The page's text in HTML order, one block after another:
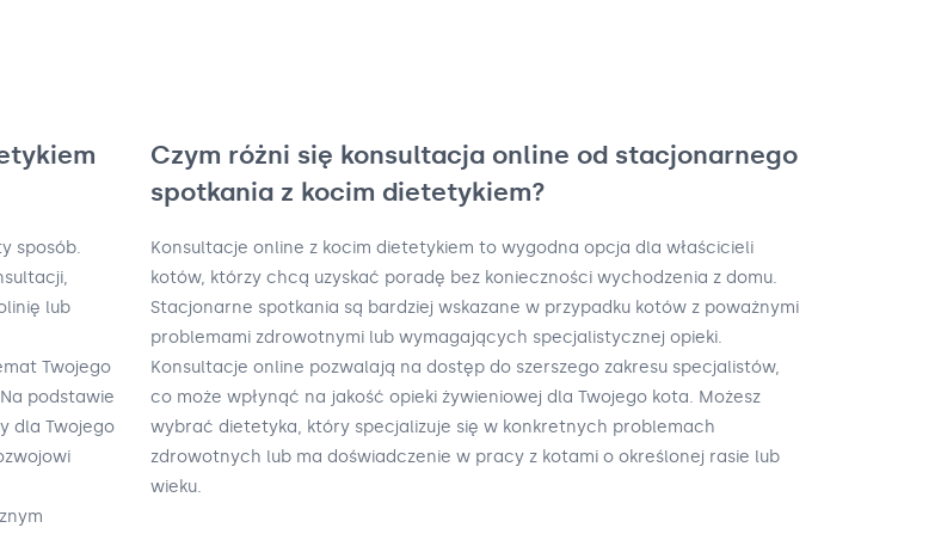
sposób.
lub
Twojego
podstawie
dla Twojego
Czym różni się konsultacja online od stacjonarnego
spotkania z kocim dietetykiem?
Konsultacje online z kocim dietetykiem to wygodna opcja dla właścicieli
kotów, którzy chcą uzyskać poradę bez konieczności wychodzenia z domu.
Stacjonarne spotkania są bardziej wskazane w przypadku kotów z poważnymi
problemami zdrowotnymi lub wymagających specjalistycznej opieki.
Konsultacje online pozwalają na dostęp do szerszego zakresu specjalistów,
co może wpłynąć na jakość opieki żywieniowej dla Twojego kota. Możesz
wybrać dietetyka, który specjalizuje się w konkretnych problemach
zdrowotnych lub ma doświadczenie w pracy z kotami o określonej rasie lub
wieku.